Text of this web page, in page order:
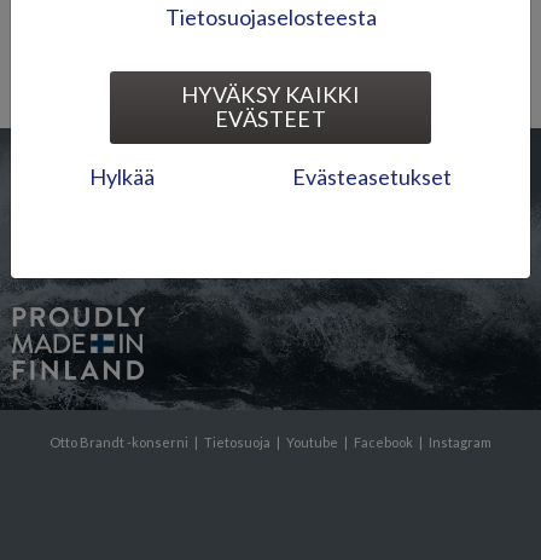
Pidätämme oikeudet mahdollisiin painovirheisiin, virheisiin tuotekuvissa
Otto Brandt -konserni | Tietosuoja | Youtube | Facebook | Instagram
Tietosuojaselosteesta
HYVÄKSY KAIKKI
EVÄSTEET
Hylkää Evästeasetukset